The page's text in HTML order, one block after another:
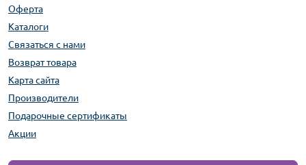
Оферта
Каталоги
Связаться с нами
Возврат товара
Карта сайта
Производители
Подарочные сертификаты
Акции